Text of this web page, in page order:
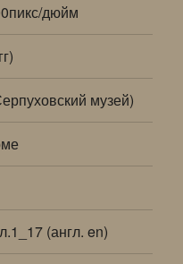
дюйм
музей)
(англ. en)